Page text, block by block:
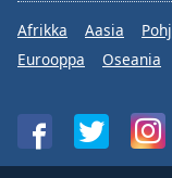
Afrikka Aasia
Eurooppa
Oseania